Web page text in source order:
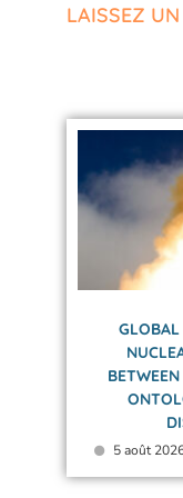
LAISSEZ
5 août